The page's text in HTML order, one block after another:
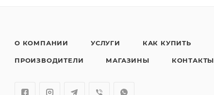
О КОМПАНИИ УСЛУГИ КАК КУПИТЬ
ПРОИЗВОДИТЕЛИ МАГАЗИНЫ КОНТАКТЫ